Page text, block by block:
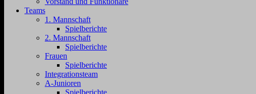
Teams
1. Mannschaft
Spielberichte
2. Mannschaft
Spielberichte
Frauen
Spielberichte
Integrationsteam
A-Junioren
Spielberichte